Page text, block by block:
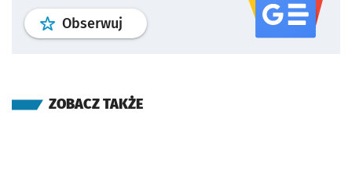
Obserwuj profil serwisu
ZOBACZ TAKŻE